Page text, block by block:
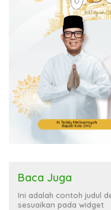
Baca Juga
Ini adalah contoh judul
sesuaikan pada widget